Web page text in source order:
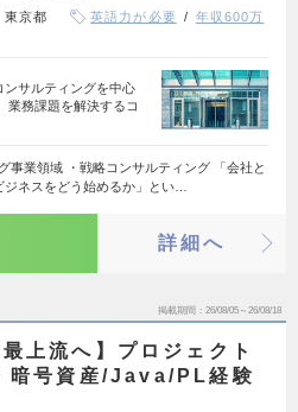
東京都 英語力が必要
年収600万
ンサルティングを中心
業務課題を解決するコ
事業領域 ・戦略コンサルティング 「会社と
ネスをどう始めるか」とい…
詳細へ
掲載期間 26/08/05～26/08/18
上流へ】プロジェクト
暗号資産/Java/PL経験